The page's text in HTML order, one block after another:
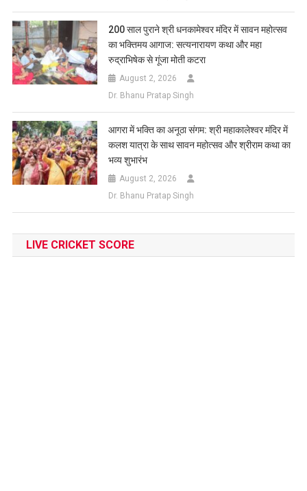
200 साल पुराने श्री धनकामेश्वर मंदिर में सावन महोत्सव
का भक्तिमय आगाज: सत्यनारायण कथा और महा
रुद्राभिषेक से गूंजा मोती कटरा
August 2, 2026
Dr. Bhanu Pratap Singh
आगरा में भक्ति का अनूठा संगम: श्री महाकालेश्वर मंदिर में
कलश यात्रा के साथ सावन महोत्सव और श्रीराम कथा का
भव्य शुभारंभ
August 2, 2026
Dr. Bhanu Pratap Singh
LIVE CRICKET SCORE